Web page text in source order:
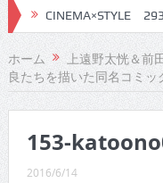
CINEMA×STYLE
CINEMA×STYLE 292
CINEMA×STYLE
CINEMA×STYLE
ホーム
上遠野太恍＆
良たちを描いた同名コミッ
153-
2016/6/14